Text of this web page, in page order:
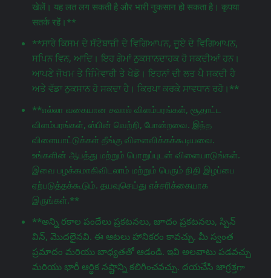
खेलें। यह लत लग सकती है और भारी नुकसान हो सकता है। कृपया
सतर्क रहें।**
**ਸਾਰੇ ਕਿਸਮ ਦੇ ਸੱਟੇਬਾਜ਼ੀ ਦੇ ਵਿਗਿਆਪਨ, ਜੂਏ ਦੇ ਵਿਗਿਆਪਨ,
ਸਪਿਨ ਵਿਨ, ਆਦਿ। ਇਹ ਗੇਮਾਂ ਨੁਕਸਾਨਦਾਹਕ ਹੋ ਸਕਦੀਆਂ ਹਨ।
ਆਪਣੇ ਜੋਖਮ ਤੇ ਜ਼ਿੰਮੇਵਾਰੀ ਤੇ ਖੇਡੋ। ਇਹਨਾਂ ਦੀ ਲਤ ਪੈ ਸਕਦੀ ਹੈ
ਅਤੇ ਵੱਡਾ ਨੁਕਸਾਨ ਹੋ ਸਕਦਾ ਹੈ। ਕਿਰਪਾ ਕਰਕੇ ਸਾਵਧਾਨ ਰਹੋ।**
**எல்லா வகையான சவால் விளம்பரங்கள், சூதாட்ட
விளம்பரங்கள், ஸ்பின் வெற்றி, போன்றவை. இந்த
விளையாட்டுக்கள் தீங்கு விளைவிக்கக்கூடியவை.
உங்களின் ஆபத்து மற்றும் பொறுப்புடன் விளையாடுங்கள்.
இவை பழக்கமாகிவிடலாம் மற்றும் பெரும் நிதி இழப்பை
ஏற்படுத்தக்கூடும். தயவுசெய்து எச்சரிக்கையாக
இருங்கள்.**
**అన్ని రకాల పందేలు ప్రకటనలు, జూదం ప్రకటనలు, స్పిన్
విన్, మొదలైనవి. ఈ ఆటలు హానికరం కావచ్చు. మీ స్వంత
ప్రమాదం మరియు బాధ్యతతో ఆడండి. ఇవి అలవాటు పడవచ్చు
మరియు భారీ ఆర్థిక నష్టాన్ని కలిగించవచ్చు. దయచేసి జాగ్రತ್ತగా